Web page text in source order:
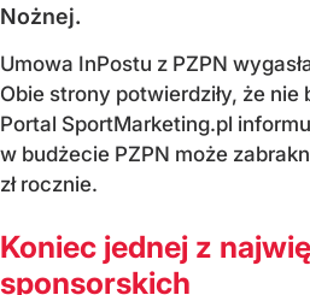
Nożnej.
Umowa InPostu z PZPN
Obie strony potwierdziły, że nie
Portal SportMarketing.pl
w budżecie PZPN może
zł rocznie.
Koniec jednej z
sponsorskich